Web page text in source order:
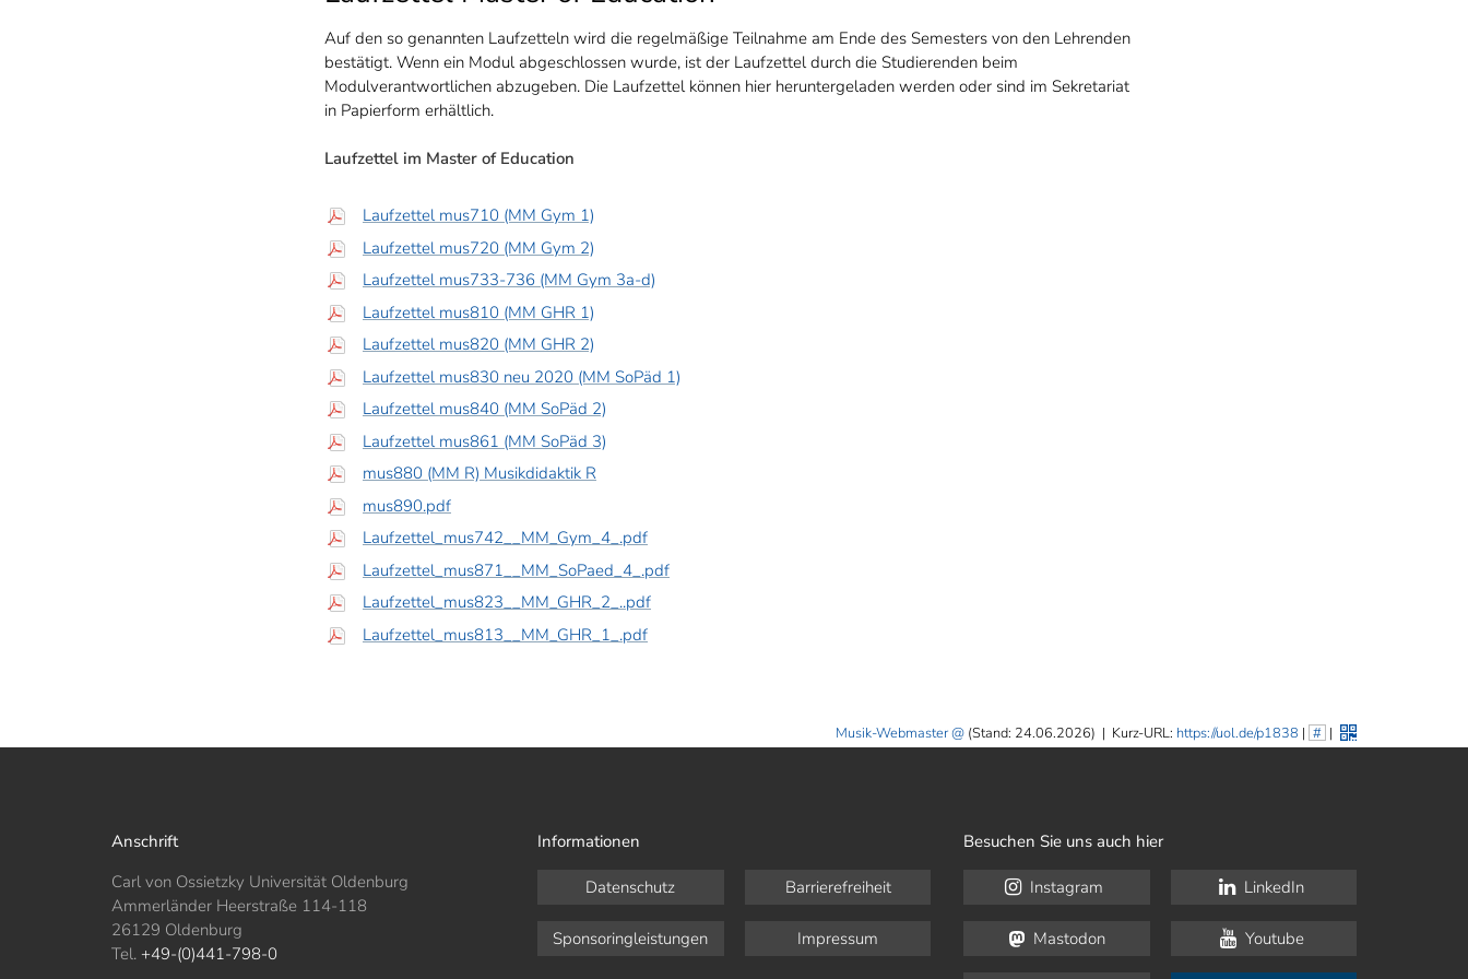
Auf den so genannten Laufzetteln wird die regelmäßige Teilnahme am Ende des Semesters von den Lehrenden
bestätigt. Wenn ein Modul abgeschlossen wurde, ist der Laufzettel durch die Studierenden beim
Modulverantwortlichen abzugeben. Die Laufzettel können hier heruntergeladen werden oder sind im Sekretariat
in Papierform erhältlich.
Laufzettel im Master of Education
Laufzettel mus710 (MM Gym 1)
Laufzettel mus720 (MM Gym 2)
Laufzettel mus733-736 (MM Gym 3a-d)
Laufzettel mus810 (MM GHR 1)
Laufzettel mus820 (MM GHR 2)
Laufzettel mus830 neu 2020 (MM SoPäd 1)
Laufzettel mus840 (MM SoPäd 2)
Laufzettel mus861 (MM SoPäd 3)
mus880 (MM R) Musikdidaktik R
mus890.pdf
Laufzettel_mus742__MM_Gym_4_.pdf
Laufzettel_mus871__MM_SoPaed_4_.pdf
Laufzettel_mus823__MM_GHR_2_..pdf
Laufzettel_mus813__MM_GHR_1_.pdf
Musik-Webmaster (Stand: 24.06.2026) | Kurz-URL: https://uol.de/p1838 | # |
Anschrift
Carl von Ossietzky Universität Oldenburg
Ammerländer Heerstraße 114-118
26129 Oldenburg
Tel. +49-(0)441-798-0
Informationen
Datenschutz Barrierefreiheit
Sponsoringleistungen Impressum
Besuchen Sie uns auch hier
Instagram LinkedIn
Mastodon Youtube